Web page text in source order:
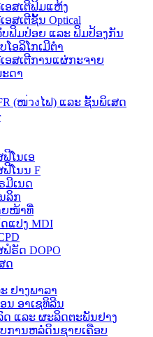
ອສເຕີຟິມແຫ້ງ
ສເຕີຊັ້ນ Optical
ຟິມປ່ອຍ ແລະ ຟິມປ້ອງກັນ
ອລິໂກເມີຕ່ຳ
ອສເຕີການແຜ່ກະຈາຍ
ດາ
(ໜ่วงໄຟ) ແລະ ຊັ້ນພິເສດ
ໂນເອ
ໂນນ F
ມີເນດ
ລິກ
ຍໜ້າທີ່
ແປງ MDI
ຣັດ DOPO
ດ
ຢາງພາລາ
ນ ອາເຊທິລີນ
ດ ແລະ ຜະລິດຕະພັນຢາງ
ການຫລໍ່ດິນຊາຍເຄືອບ